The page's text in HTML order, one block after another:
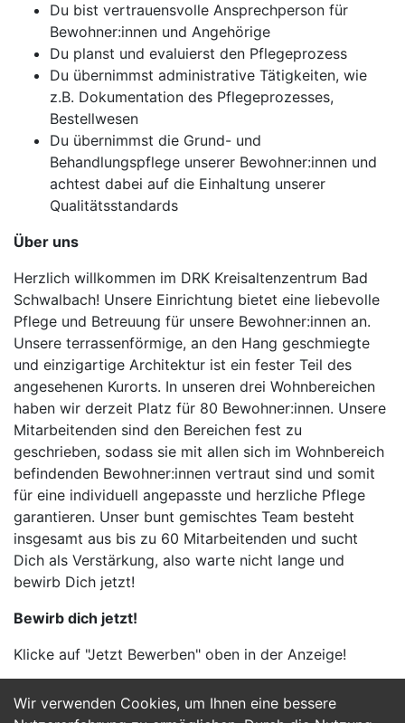
Wir verwenden Cookies, um Ihnen eine bessere
Du bist vertrauensvolle Ansprechperson für
Bewohner:innen und Angehörige
Du planst und evaluierst den Pflegeprozess
Du übernimmst administrative Tätigkeiten, wie
z.B. Dokumentation des Pflegeprozesses,
Bestellwesen
Du übernimmst die Grund- und
Behandlungspflege unserer Bewohner:innen und
achtest dabei auf die Einhaltung unserer
Qualitätsstandards
Über uns
Herzlich willkommen im DRK Kreisaltenzentrum Bad
Schwalbach! Unsere Einrichtung bietet eine liebevolle
Pflege und Betreuung für unsere Bewohner:innen an.
Unsere terrassenförmige, an den Hang geschmiegte
und einzigartige Architektur ist ein fester Teil des
angesehenen Kurorts. In unseren drei Wohnbereichen
haben wir derzeit Platz für 80 Bewohner:innen. Unsere
Mitarbeitenden sind den Bereichen fest zu
geschrieben, sodass sie mit allen sich im Wohnbereich
befindenden Bewohner:innen vertraut sind und somit
für eine individuell angepasste und herzliche Pflege
garantieren. Unser bunt gemischtes Team besteht
insgesamt aus bis zu 60 Mitarbeitenden und sucht
Dich als Verstärkung, also warte nicht lange und
bewirb Dich jetzt!
Bewirb dich jetzt!
Klicke auf "Jetzt Bewerben" oben in der Anzeige!